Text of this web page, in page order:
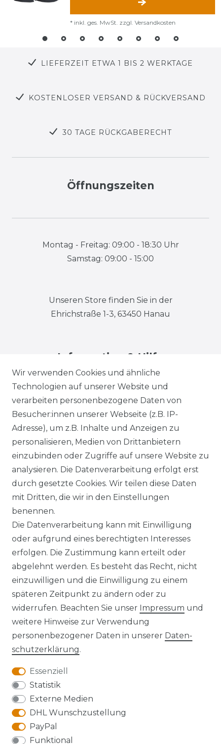
* inkl. ges. MwSt. zzgl. Versandkosten
Wir verwenden Cookies und ähnliche
Technologien auf unserer Website und
verarbeiten personenbezogene Daten von
Besucher:innen unserer Webseite (z.B. IP-
Adresse), um z.B. Inhalte und Anzeigen zu
personalisieren, Medien von Drittanbietern
einzubinden oder Zugriffe auf unsere Website zu
analysieren. Die Datenverarbeitung erfolgt erst
durch gesetzte Cookies. Wir teilen diese Daten
mit Dritten, die wir in den Einstellungen
benennen.
Die Datenverarbeitung kann mit Einwilligung
oder aufgrund eines berechtigten Interesses
erfolgen. Die Zustimmung kann erteilt oder
abgelehnt werden. Es besteht das Recht, nicht
einzuwilligen und die Einwilligung zu einem
späteren Zeitpunkt zu ändern oder zu
widerrufen. Beachten Sie unser Impressum und
weitere Hinweise zur Verwendung
personenbezogener Daten in unserer Daten­
schutz­erklärung.
Essenziell
Statistik
Externe Medien
DHL Wunschzustellung
PayPal
Funktional
LIEFERZEIT ETWA 1 BIS 2 WERKTAGE
KOSTENLOSER VERSAND & RÜCKVERSAND
30 TAGE RÜCKGABERECHT
Öffnungszeiten
Montag - Freitag: 09:00 - 18:30 Uhr
Samstag: 09:00 - 15:00
Unseren Store finden Sie in der
Ehrichstraße 1-3, 63450 Hanau
Information & Hilfe
Impressum Daten­schutz­erklärung
AGB Barrierefreiheitserklärung
Widerrufs­recht
VERTRAG WIDERRUFEN Kontakt
Die Karte kann aufgrund ihrer